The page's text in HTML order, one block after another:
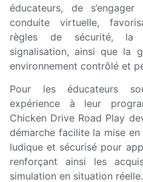
éducateurs, de
conduite virtuelle,
règles de sécurité, la
signalisation, ainsi que la
environnement contrôlé et
Pour les éducateurs
expérience à leur
Chicken Drive Road Play
démarche facilite la mise en
ludique et sécurisé pour
renforçant ainsi les
simulation en situation réelle.